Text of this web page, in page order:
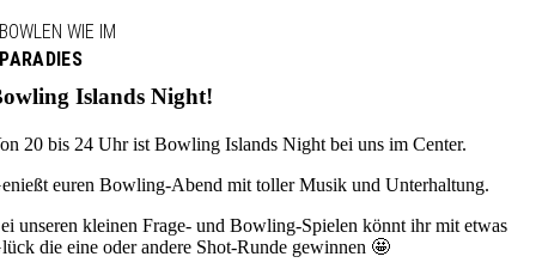
BOWLEN WIE IM
PARADIES
Islands Night!
20 bis 24 Uhr ist Bowling Islands Night bei uns im Center.
euren Bowling-Abend mit toller Musik und Unterhaltung.
unseren kleinen Frage- und Bowling-Spielen könnt ihr mit etwas
die eine oder andere Shot-Runde gewinnen 🤩